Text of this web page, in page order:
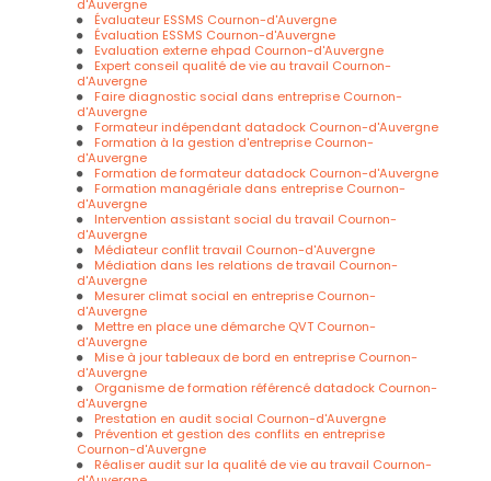
d'Auvergne
Évaluateur ESSMS Cournon-d'Auvergne
Évaluation ESSMS Cournon-d'Auvergne
Evaluation externe ehpad Cournon-d'Auvergne
Expert conseil qualité de vie au travail Cournon-
d'Auvergne
Faire diagnostic social dans entreprise Cournon-
d'Auvergne
Formateur indépendant datadock Cournon-d'Auvergne
Formation à la gestion d'entreprise Cournon-
d'Auvergne
Formation de formateur datadock Cournon-d'Auvergne
Formation managériale dans entreprise Cournon-
d'Auvergne
Intervention assistant social du travail Cournon-
d'Auvergne
Médiateur conflit travail Cournon-d'Auvergne
Médiation dans les relations de travail Cournon-
d'Auvergne
Mesurer climat social en entreprise Cournon-
d'Auvergne
Mettre en place une démarche QVT Cournon-
d'Auvergne
Mise à jour tableaux de bord en entreprise Cournon-
d'Auvergne
Organisme de formation référencé datadock Cournon-
d'Auvergne
Prestation en audit social Cournon-d'Auvergne
Prévention et gestion des conflits en entreprise
Cournon-d'Auvergne
Réaliser audit sur la qualité de vie au travail Cournon-